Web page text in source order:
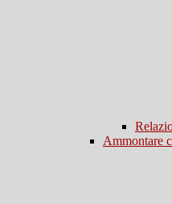
Ammontare